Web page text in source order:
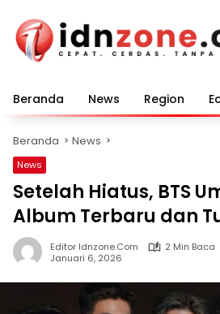
konten
Beranda News Region
Beranda News
News
Setelah Hiatus, BTS
Album Terbaru dan
Editor Idnzone.com
2 Min Baca
Januari 6, 2026